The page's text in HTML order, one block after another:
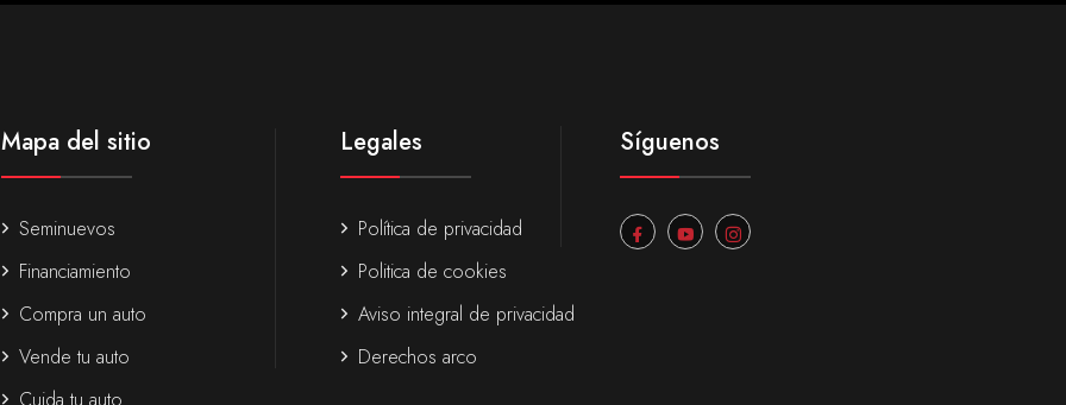
Mapa del sitio
Seminuevos
Financiamiento
Compra un auto
Vende tu auto
Legales
Política de privacidad
Politica de cookies
Aviso integral de privacidad
Derechos arco
Síguenos